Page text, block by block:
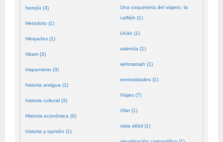
herejía (3)
Herodoto (1)
Himyaríes (1)
Hiram (3)
hispanismo (3)
historia antigua (1)
historia cultural (3)
Historia económica (0)
historia y opinión (1)
Una coquetería del viajero: la
caffiéh (1)
Uríah (1)
valentía (1)
vehmaniah (1)
ventosidades (1)
Viajes (7)
Vilar (1)
vista débil (1)